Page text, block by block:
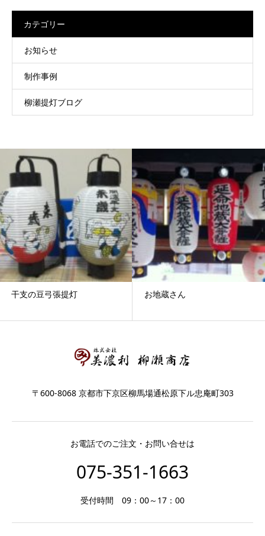
カテゴリー
お知らせ
制作事例
柳瀬提灯ブログ
干支の豆弓張提灯 お地蔵さん
〒600-8068 京都市下京区柳馬場通松原下ル忠庵町303
お電話でのご注文・お問い合せは
075-351-1663
受付時間 09：00～17：00